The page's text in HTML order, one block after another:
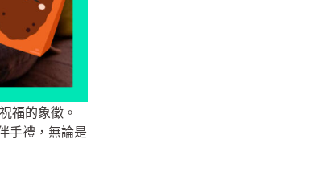
福的象徵。
手禮，無論是